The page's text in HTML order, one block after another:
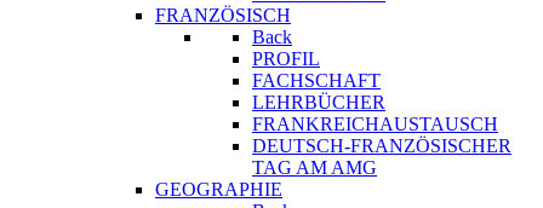
FRANZÖSISCH
Back
PROFIL
FACHSCHAFT
LEHRBÜCHER
FRANKREICHAUSTAUSCH
DEUTSCH-FRANZÖSISCHER
TAG AM AMG
GEOGRAPHIE